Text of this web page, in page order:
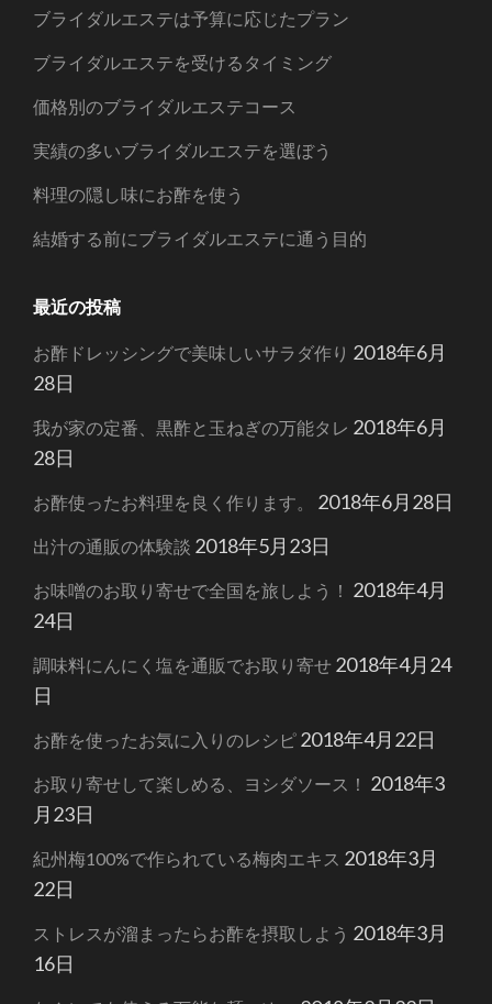
ブライダルエステは予算に応じたプラン
ブライダルエステを受けるタイミング
価格別のブライダルエステコース
実績の多いブライダルエステを選ぼう
料理の隠し味にお酢を使う
結婚する前にブライダルエステに通う目的
最近の投稿
お酢ドレッシングで美味しいサラダ作り 2018年6月
28日
我が家の定番、黒酢と玉ねぎの万能タレ 2018年6月
28日
お酢使ったお料理を良く作ります。 2018年6月28日
出汁の通販の体験談 2018年5月23日
お味噌のお取り寄せで全国を旅しよう！ 2018年4月
24日
調味料にんにく塩を通販でお取り寄せ 2018年4月24
日
お酢を使ったお気に入りのレシピ 2018年4月22日
お取り寄せして楽しめる、ヨシダソース！ 2018年3
月23日
紀州梅100%で作られている梅肉エキス 2018年3月
22日
ストレスが溜まったらお酢を摂取しよう 2018年3月
16日